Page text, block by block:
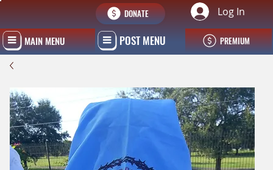
POST MENU
Log In
MAIN MENU PREMIUM
DONATE